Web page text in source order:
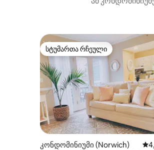
სტუმართა რჩეული
სტუმართა რჩეული
კონდომინიუმი (Norwich)